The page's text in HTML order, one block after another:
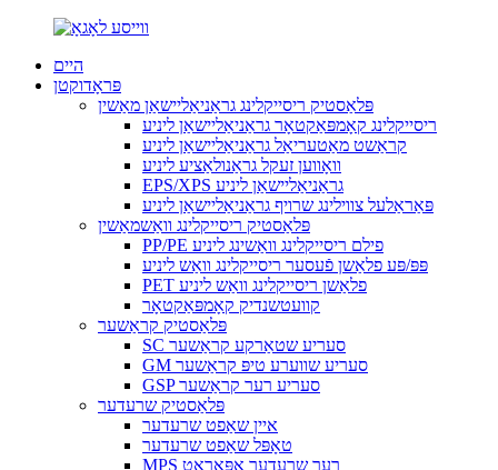
היים
פּראָדוקטן
פּלאַסטיק ריסייקלינג גראַניאַליישאַן מאַשין
ריסייקלינג קאָמפּאַקטאָר גראַניאַליישאַן ליניע
קראַשט מאַטעריאַל גראַניאַליישאַן ליניע
וואָווען זעקל גראַנולאַציע ליניע
EPS/XPS גראַניאַליישאַן ליניע
פּאַראַלעל צווילינג שרויף גראַניאַליישאַן ליניע
פּלאַסטיק ריסייקלינג וואַשמאַשין
PP/PE פילם ריסייקלינג וואַשינג ליניע
פּפּ/פּע פלאַשן פֿעסער ריסייקלינג וואַש ליניע
PET פלאַשן ריסייקלינג וואַש ליניע
קוועטשנדיק קאָמפּאַקטאָר
פּלאַסטיק קראַשער
SC סעריע שטאַרקע קראַשער
GM סעריע שווערע טיפּ קראַשער
GSP סעריע רער קראַשער
פּלאַסטיק שרעדער
איין שאַפט שרעדער
טאָפּל שאַפט שרעדער
MPS רער שרעדער אַפּאַראַט